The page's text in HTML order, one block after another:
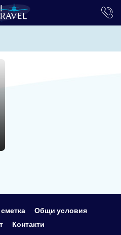
Общи условия
Контакти